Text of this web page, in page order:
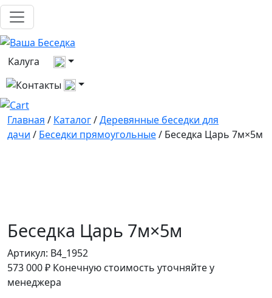
Калуга
Выберите город
Все контакты
Главная / Каталог/Деревянные беседки для
дачи / Беседки прямоугольные/ Беседка Царь 7м×5м
Беседка Царь 7м×5м
Артикул: B4_1952
573 000₽ Конечную стоимость уточняйте у
менеджера